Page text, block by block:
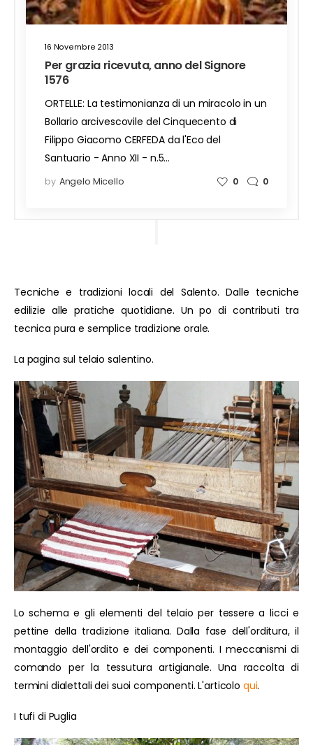
16 Novembre 2013
Per grazia ricevuta, anno del Signore
1576
ORTELLE: La testimonianza di un miracolo in un
Bollario arcivescovile del Cinquecento di
Filippo Giacomo CERFEDA da l'Eco del
Santuario - Anno XII - n.5…
by Angelo Micello 0 0
Tecniche e tradizioni locali del Salento. Dalle tecniche
edilizie alle pratiche quotidiane. Un po di contributi tra
tecnica pura e semplice tradizione orale.
La pagina sul telaio salentino.
Lo schema e gli elementi del telaio per tessere a licci e
pettine della tradizione italiana. Dalla fase dell'orditura, il
montaggio dell'ordito e dei componenti. I meccanismi di
comando per la tessutura artigianale. Una raccolta di
termini dialettali dei suoi componenti. L'articolo qui.
I tufi di Puglia